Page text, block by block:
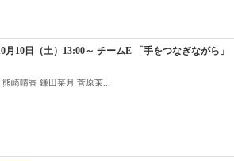
月10日（土）13:00～ チームE 「手をつなぎながら」
崎晴香 鎌田菜月 菅原茉...